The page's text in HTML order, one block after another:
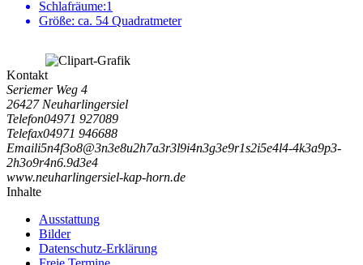
Schlafräume:1
Größe: ca. 54 Quadratmeter
Kontakt
Seriemer Weg 4
26427 Neuharlingersiel
Telefon04971 927089
Telefax04971 946688
Emaili5n4f3o8@3n3e8u2h7a3r3l9i4n3g3e9r1s2i5e4l4-4k3a9p3-
2h3o9r4n6.9d3e4
www.neuharlingersiel-kap-horn.de
Inhalte
Ausstattung
Bilder
Datenschutz-Erklärung